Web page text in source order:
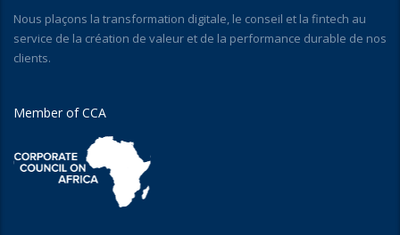
Nous plaçons la transformation digitale, le conseil et la fintech au
service de la création de valeur et de la performance durable de nos
clients.
Member of CCA